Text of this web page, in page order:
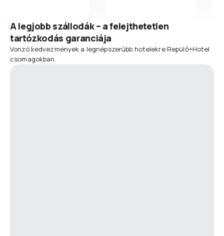
A legjobb szállodák – a felejthetetlen
tartózkodás garanciája
Vonzó kedvezmények a legnépszerűbb hotelekre Repülő+Hotel
csomagokban.